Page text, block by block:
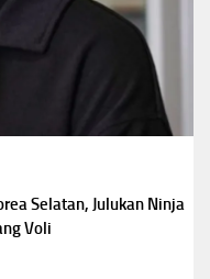
Selatan, Julukan Ninja
Voli